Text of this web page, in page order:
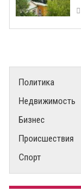
Политика
Недвижимость
Бизнес
Происшествия
Спорт